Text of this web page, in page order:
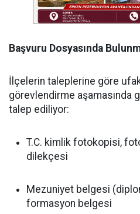
Başvuru Dosyasında
İlçelerin taleplerine göre
görevlendirme aşamasında
talep ediliyor:
T.C. kimlik fotokopisi,
dilekçesi
Mezuniyet belgesi
formasyon belgesi